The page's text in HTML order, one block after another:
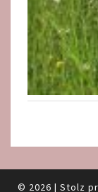
© 2026 | Stolz